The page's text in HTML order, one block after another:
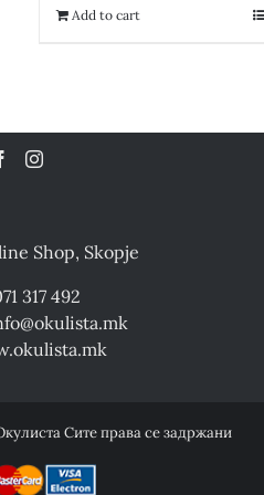
ден.
12,300.00
Add to cart
Shop, Skopje
317 492
Сите права се задржани